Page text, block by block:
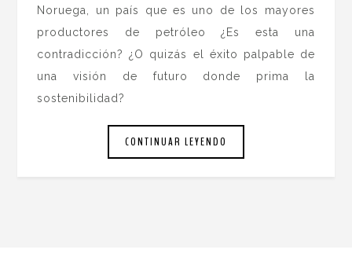
Noruega, un país que es uno de los mayores
productores de petróleo ¿Es esta una
contradicción? ¿O quizás el éxito palpable de
una visión de futuro donde prima la
sostenibilidad?
CONTINUAR LEYENDO